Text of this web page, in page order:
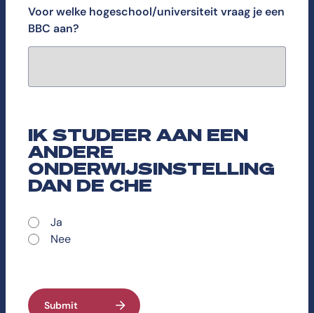
Voor welke hogeschool/universiteit vraag je een
BBC aan?
IK STUDEER AAN EEN
ANDERE
ONDERWIJSINSTELLING
DAN DE CHE
Ja
Nee